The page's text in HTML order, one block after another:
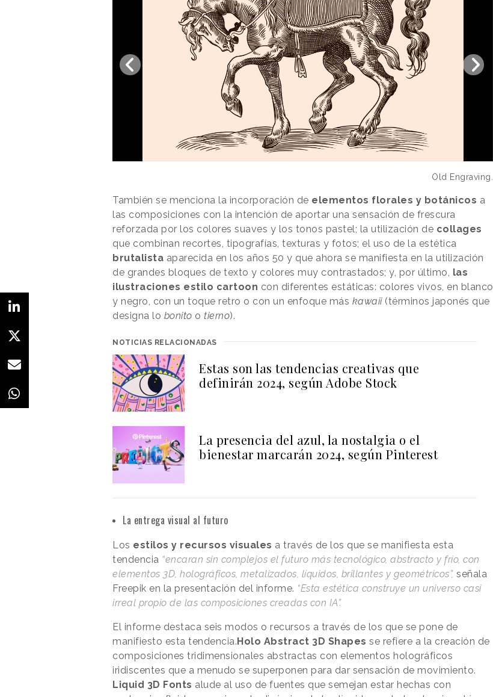
Old Engraving.
También se menciona la incorporación de elementos florales y botánicos a
las composiciones con la intención de aportar una sensación de frescura
reforzada por los colores suaves y los tonos pastel; la utilización de collages
que combinan recortes, tipografías, texturas y fotos; el uso de la estética
brutalista aparecida en los años 50 y que ahora se manifiesta en la utilización
de grandes bloques de texto y colores muy contrastados; y, por último, las
ilustraciones estilo cartoon con diferentes estáticas: colores vivos, en blanco
y negro, con un toque retro o con un enfoque más kawaii(términos japonés que
designa lo bonito o tierno).
NOTICIAS RELACIONADAS
Estas son las tendencias creativas que
definirán 2024, según Adobe Stock
La presencia del azul, la nostalgia o el
bienestar marcarán 2024, según Pinterest
La entrega visual al futuro
Los estilos y recursos visuales a través de los que se manifiesta esta
tendencia “encaran sin complejos el futuro más tecnológico, abstracto y frío, con
elementos 3D, holográficos, metalizados, líquidos, brillantes y geométricos”, señala
Freepik en la presentación del informe. “Esta estética construye un universo casi
irreal propio de las composiciones creadas con IA”.
El informe destaca seis modos o recursos a través de los que se pone de
manifiesto esta tendencia.Holo Abstract 3D Shapes se refiere a la creación de
composiciones tridimensionales abstractas con elementos holográficos
iridiscentes que a menudo se superponen para dar sensación de movimiento.
Liquid 3D Fonts alude al uso de fuentes que semejan estar hechas con